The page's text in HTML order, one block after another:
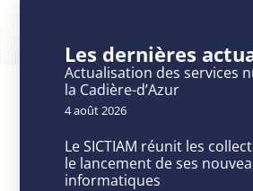
SICTIAM
obtient
label
ExpertCyber
Les dernières
Actualisation des services
la Cadière-d’Azur
4 août 2026
Le SICTIAM réunit les
le lancement de ses
informatiques